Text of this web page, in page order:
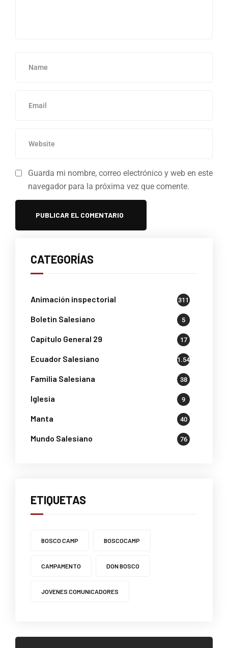
Guarda mi nombre, correo electrónico y web en este
navegador para la próxima vez que comente.
CATEGORÍAS
Animación inspectorial 311
Boletin Salesiano 5
Capítulo General 29 17
Ecuador Salesiano 1.541
Familia Salesiana 38
Iglesia 9
Manta 40
Mundo Salesiano 76
ETIQUETAS
BOSCO CAMP BOSCOCAMP
CAMPAMENTO DON BOSCO
JOVENES COMUNICADORES